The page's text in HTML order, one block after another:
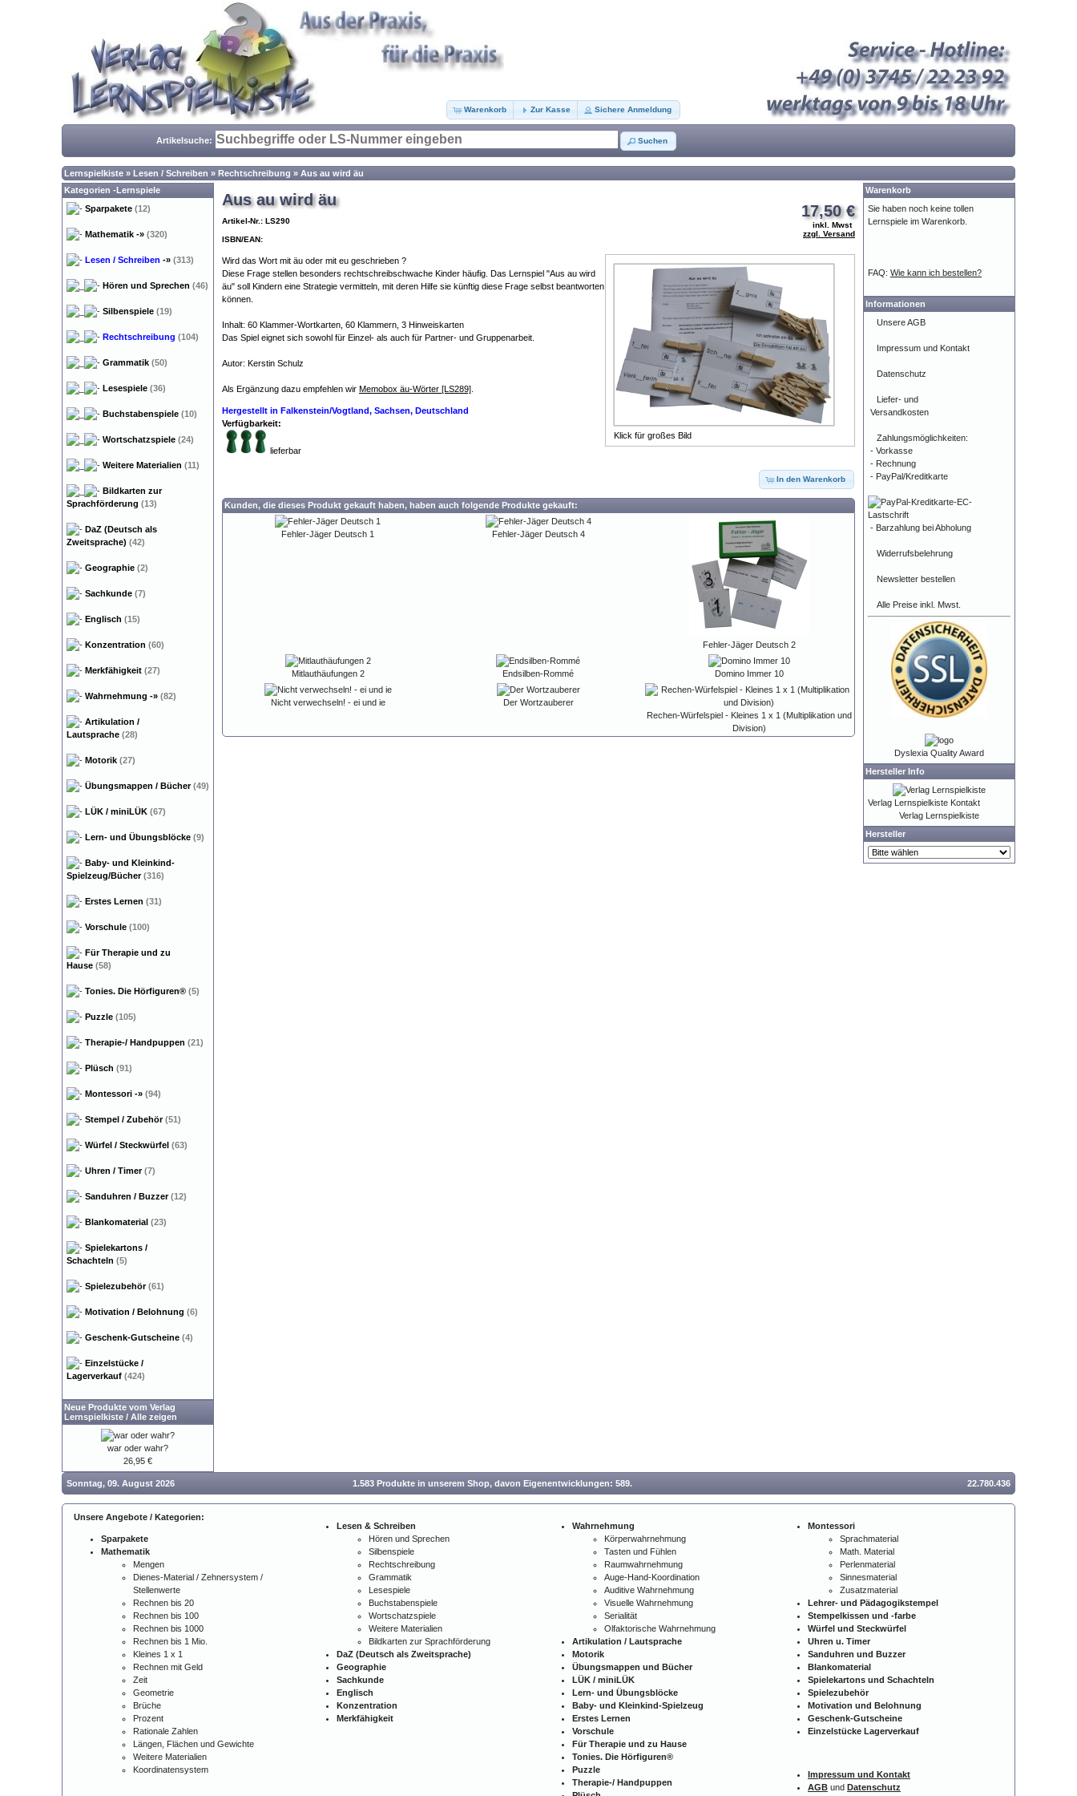
Warenkorb Zur Kasse Sichere Anmeldung
Artikelsuche: Suchen
Lernspielkiste » Lesen / Schreiben » Rechtschreibung » Aus au wird äu
17,50 €
inkl. Mwst
zzgl. Versand
Aus au wird äu
Artikel-Nr.: LS290
ISBN/EAN:
Klick für großes Bild
Wird das Wort mit äu oder mit eu geschrieben ?
Diese Frage stellen besonders rechtschreibschwache Kinder häufig. Das Lernspiel "Aus au wird
äu" soll Kindern eine Strategie vermitteln, mit deren Hilfe sie künftig diese Frage selbst beantworten
können.
Inhalt: 60 Klammer-Wortkarten, 60 Klammern, 3 Hinweiskarten
Das Spiel eignet sich sowohl für Einzel- als auch für Partner- und Gruppenarbeit.
Autor: Kerstin Schulz
Als Ergänzung dazu empfehlen wir Memobox äu-Wörter [LS289]
Hergestellt in Falkenstein/Vogtland, Sachsen, Deutschland
Verfügbarkeit:
lieferbar
In den Warenkorb
Kunden, die dieses Produkt gekauft haben, haben auch folgende Produkte gekauft:
Fehler-Jäger Deutsch 1 Fehler-Jäger Deutsch 4
Fehler-Jäger Deutsch 2
Mitlauthäufungen 2 Endsilben-Rommé Domino Immer 10
Nicht verwechseln! - ei und ie
Der Wortzauberer
Rechen-Würfelspiel - Kleines 1 x 1 (Multiplikation und
Division)
Kategorien -Lernspiele
Sparpakete (12)
Mathematik -» (320)
Lesen / Schreiben -» (313)
Hören und Sprechen (46)
Silbenspiele (19)
Rechtschreibung (104)
Grammatik (50)
Lesespiele (36)
Buchstabenspiele (10)
Wortschatzspiele (24)
Weitere Materialien (11)
Bildkarten zur
Sprachförderung (13)
DaZ (Deutsch als
Zweitsprache) (42)
Geographie (2)
Sachkunde (7)
Englisch (15)
Konzentration (60)
Merkfähigkeit (27)
Wahrnehmung -» (82)
Artikulation /
Lautsprache (28)
Motorik (27)
Übungsmappen / Bücher(49)
LÜK / miniLÜK (67)
Lern- und Übungsblöcke (9)
Baby- und Kleinkind-
Spielzeug/Bücher(316)
Erstes Lernen (31)
Vorschule (100)
Für Therapie und zu
Hause (58)
Tonies. Die Hörfiguren® (5)
Puzzle (105)
Therapie-/ Handpuppen (21)
Plüsch (91)
Montessori -» (94)
Stempel / Zubehör(51)
Würfel / Steckwürfel (63)
Uhren / Timer(7)
Sanduhren / Buzzer(12)
Blankomaterial (23)
Spielekartons /
Schachteln (5)
Spielezubehör(61)
Motivation / Belohnung (6)
Geschenk-Gutscheine (4)
Einzelstücke /
Lagerverkauf (424)
Neue Produkte vom Verlag
Lernspielkiste / Alle zeigen
war oder wahr?
26,95 €
Warenkorb
Sie haben noch keine tollen
Lernspiele im Warenkorb.
FAQ: Wie kann ich bestellen?
Informationen
Unsere AGB
Impressum und Kontakt
Datenschutz
Liefer- und
Versandkosten
Zahlungsmöglichkeiten:
- Vorkasse
- Rechnung
- PayPal/Kreditkarte
- Barzahlung bei Abholung
Widerrufsbelehrung
Newsletter bestellen
Alle Preise inkl. Mwst.
Dyslexia Quality Award
Hersteller Info
Verlag Lernspielkiste Kontakt
Verlag Lernspielkiste
Hersteller
Sonntag, 09. August 2026 1.583 Produkte in unserem Shop, davon Eigenentwicklungen: 589. 22.780.436
Unsere Angebote / Kategorien:
Sparpakete
Mathematik
Mengen
Dienes-Material / Zehnersystem /
Stellenwerte
Rechnen bis 20
Rechnen bis 100
Rechnen bis 1000
Rechnen bis 1 Mio.
Kleines 1 x 1
Rechnen mit Geld
Zeit
Geometrie
Brüche
Prozent
Rationale Zahlen
Längen, Flächen und Gewichte
Weitere Materialien
Koordinatensystem
Lesen & Schreiben
Hören und Sprechen
Silbenspiele
Rechtschreibung
Grammatik
Lesespiele
Buchstabenspiele
Wortschatzspiele
Weitere Materialien
Bildkarten zur Sprachförderung
DaZ (Deutsch als Zweitsprache)
Geographie
Sachkunde
Englisch
Konzentration
Merkfähigkeit
Wahrnehmung
Körperwahrnehmung
Tasten und Fühlen
Raumwahrnehmung
Auge-Hand-Koordination
Auditive Wahrnehmung
Visuelle Wahrnehmung
Serialität
Olfaktorische Wahrnehmung
Artikulation / Lautsprache
Motorik
Übungsmappen und Bücher
LÜK / miniLÜK
Lern- und Übungsblöcke
Baby- und Kleinkind-Spielzeug
Erstes Lernen
Vorschule
Für Therapie und zu Hause
Tonies. Die Hörfiguren®
Puzzle
Therapie-/ Handpuppen
Montessori
Sprachmaterial
Math. Material
Perlenmaterial
Sinnesmaterial
Zusatzmaterial
Lehrer- und Pädagogikstempel
Stempelkissen und -farbe
Würfel und Steckwürfel
Uhren u. Timer
Sanduhren und Buzzer
Blankomaterial
Spielekartons und Schachteln
Spielezubehör
Motivation und Belohnung
Geschenk-Gutscheine
Einzelstücke Lagerverkauf
Impressum und Kontakt
AGB und Datenschutz